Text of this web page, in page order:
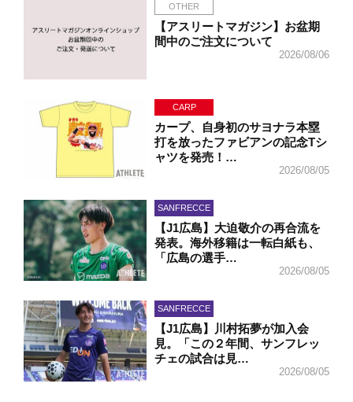
OTHER
【アスリートマガジン】お盆期
間中のご注文について
2026/08/06
CARP
カープ、自身初のサヨナラ本塁
打を放ったファビアンの記念Tシ
ャツを発売！…
2026/08/05
SANFRECCE
【J1広島】大迫敬介の再合流を
発表。海外移籍は一転白紙も、
「広島の選手…
2026/08/05
SANFRECCE
【J1広島】川村拓夢が加入会
見。「この２年間、サンフレッ
チェの試合は見…
2026/08/05